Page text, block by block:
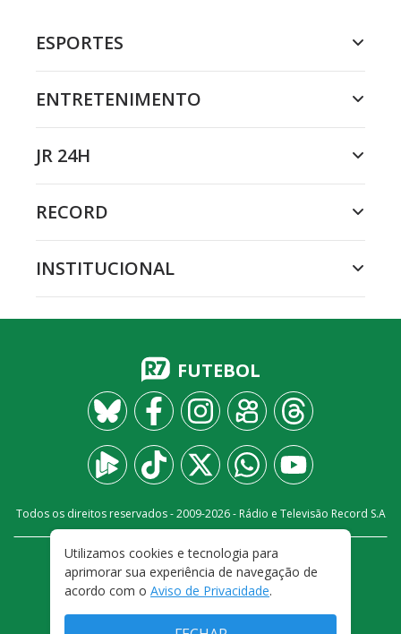
ESPORTES
ENTRETENIMENTO
JR 24H
RECORD
INSTITUCIONAL
FUTEBOL
Todos os direitos reservados - 2009-2026- Rádio e Televisão Record S.A
FALE CONOSCO
PRIVACIDADE
TERMOS E CONDIÇÕES DE USO
Utilizamos cookies e tecnologia para
aprimorar sua experiência de navegação de
acordo com o Aviso de Privacidade.